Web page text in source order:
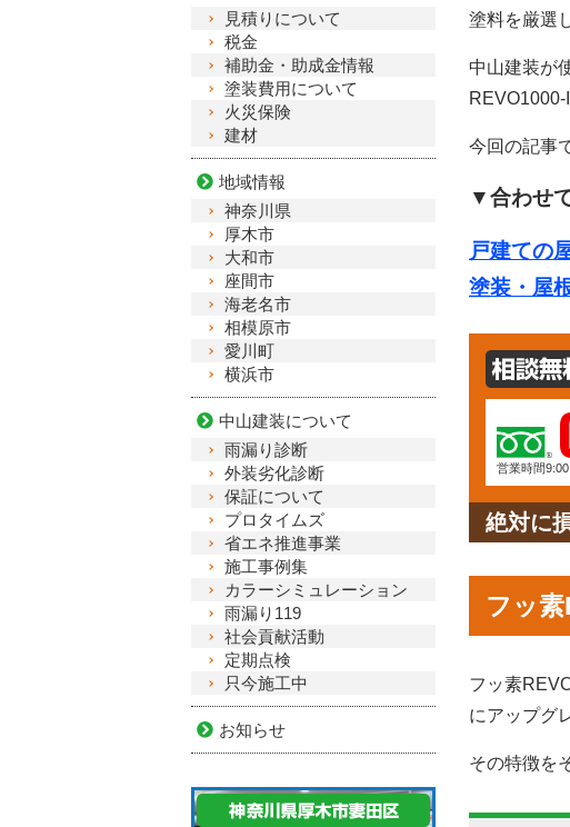
塗料を厳選
中山建装が
今回の記事
▼合わせ
戸建ての
塗装・屋
営業時間
絶対に
フッ
フッ素
にアップグ
その特徴を
見積りについて
税金
補助金・助成金情報
塗装費用について
火災保険
建材
地域情報
神奈川県
厚木市
大和市
座間市
海老名市
相模原市
愛川町
横浜市
中山建装について
雨漏り診断
外装劣化診断
保証について
プロタイムズ
省エネ推進事業
施工事例集
カラーシミュレーション
雨漏り119
社会貢献活動
定期点検
只今施工中
お知らせ